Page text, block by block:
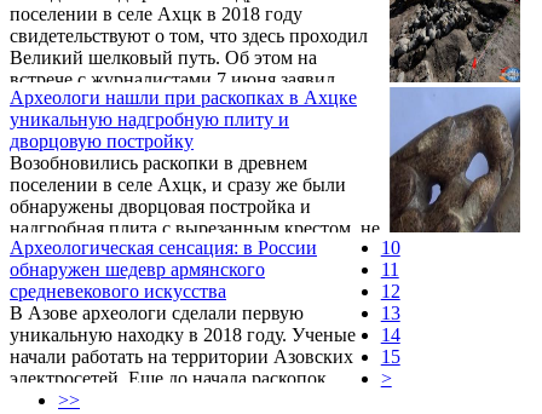
поселении в селе Ахцк в 2018 году
свидетельствуют о том, что здесь проходил
Великий шелковый путь. Об этом на
встрече с журналистами 7 июня заявил
заместитель директора Научно-
исследовательского центра историко-
культурного наследия Министерства
культуры, археолог Акоп Симонян.
Археологи нашли при раскопках в Ахцке
уникальную надгробную плиту и
дворцовую постройку
Возобновились раскопки в древнем
поселении в селе Ахцк, и сразу же были
обнаружены дворцовая постройка и
надгробная плита с вырезанным крестом, не
имеющем своего аналога и имеющем
уникальное значение для армянской
археологической действительности. Как
передает «Арменпресс», об этом в беседе с
журналистами рассказал заместитель
директора Научно-исследовательского
центра историко-культурного наследия
Министерства культуры, археолог Акоп
Археологическая сенсация: в России
обнаружен шедевр армянского
средневекового искусства
В Азове археологи сделали первую
уникальную находку в 2018 году. Ученые
начали работать на территории Азовских
электросетей. Еще до начала раскопок
специалисты предполагали, что этот
10
11
12
13
14
15
>
>>